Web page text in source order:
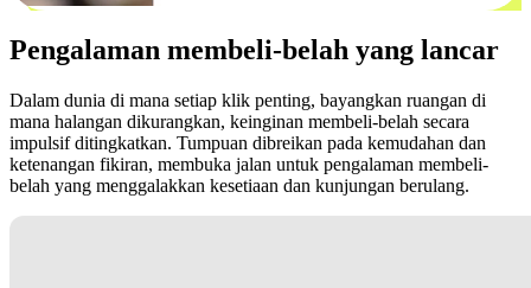
Pengalaman membeli-belah yang lancar
Dalam dunia di mana setiap klik penting, bayangkan ruangan di
mana halangan dikurangkan, keinginan membeli-belah secara
impulsif ditingkatkan. Tumpuan dibreikan pada kemudahan dan
ketenangan fikiran, membuka jalan untuk pengalaman membeli-
belah yang menggalakkan kesetiaan dan kunjungan berulang.